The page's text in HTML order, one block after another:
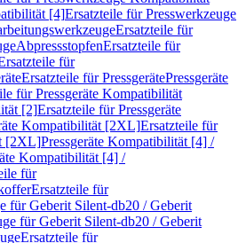
[4]Ersatzteile für Presswerkzeuge
Ersatzteile für
AbpressstopfenErsatzteile für
für
Ersatzteile für PressgerätePressgeräte
für Pressgeräte Kompatibilität
[2]Ersatzteile für Pressgeräte
Kompatibilität [2XL]Ersatzteile für
[2XL]Pressgeräte Kompatibilität [4] /
Kompatibilität [4] /
für
Ersatzteile für
für Geberit Silent-db20 / Geberit
für Geberit Silent-db20 / Geberit
Ersatzteile für